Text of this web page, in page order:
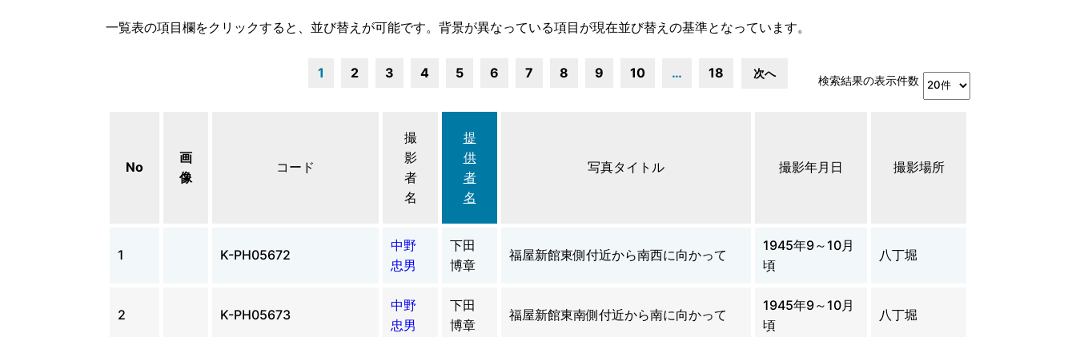
一覧表の項目欄をクリックすると、並び替えが可能です。背景が異なっている項目が現在並び替えの基準となっています。
1 2 3 4 5 6 7 8 9 10 … 18 次へ
検索結果の表示件数
No
画
像
コード
撮
影
者
名
提
供
者
名
写真タイトル 撮影年月日 撮影場所
1 K-PH05672
中野
忠男
下田
博章
福屋新館東側付近から南西に向かって
1945年9～10月
頃
八丁堀
2 K-PH05673
中野
忠男
下田
博章
福屋新館東南側付近から南に向かって
1945年9～10月
頃
八丁堀